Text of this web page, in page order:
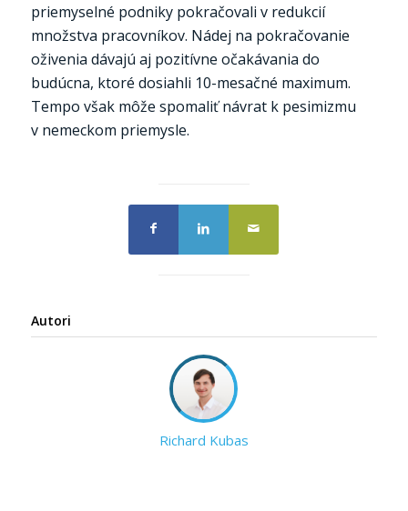
priemyselné podniky pokračovali v redukcií
množstva pracovníkov. Nádej na pokračovanie
oživenia dávajú aj pozitívne očakávania do
budúcna, ktoré dosiahli 10-mesačné maximum.
Tempo však môže spomaliť návrat k pesimizmu
v nemeckom priemysle.
Autori
Richard Kubas